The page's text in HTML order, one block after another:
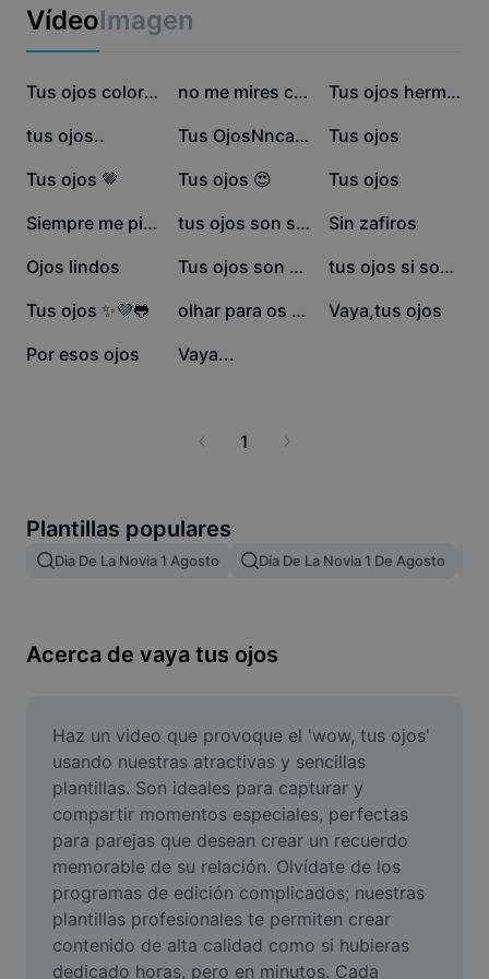
Auto captions
Caption templates
Image merge
Resize Image
Meme Generator
AI Text Remover
AI People Remover
AI Inpainting
Face Cutout
Marketing
Industry templates
Recap templates
Trust Center
Help Center
About CapCut's Terms of Service
Dreamina Seedance 2.0 Launch
VídeoImagen
1,5 M Tus ojos color café 306,8 mil no me mires con 252 mil Tus ojos hermosos
90,1 mil
tus ojos.. 19,5 mil Tus OjosNnca Mntiran 14,8 mil
Tus ojos
4,4 mil
Tus ojos 🤎 3,9 mil
Tus ojos 😍 2,9 mil
Tus ojos
2,3 mil Siempre me pierdo 1,9 mil tus ojos son safiros 1,6 mil
Sin zafiros
1,2 mil
Ojos lindos 941 Tus ojos son Zafiros 665 tus ojos si son...
604
Tus ojos ✨💜🐸 391 olhar para os olhos 345
Vaya,tus ojos
108
Por esos ojos 79
Vaya...
1
Plantillas populares
Dia De La Novia 1 Agosto Día De La Novia 1 De Agosto
Acerca de vaya tus ojos
Haz un video que provoque el 'wow, tus ojos'
usando nuestras atractivas y sencillas
plantillas. Son ideales para capturar y
compartir momentos especiales, perfectas
para parejas que desean crear un recuerdo
memorable de su relación. Olvídate de los
programas de edición complicados; nuestras
plantillas profesionales te permiten crear
contenido de alta calidad como si hubieras
dedicado horas, pero en minutos. Cada